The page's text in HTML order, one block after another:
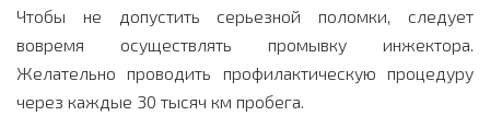
Чтобы не допустить серьезной поломки, следует
вовремя осуществлять промывку инжектора.
Желательно проводить профилактическую процедуру
через каждые 30 тысяч км пробега.